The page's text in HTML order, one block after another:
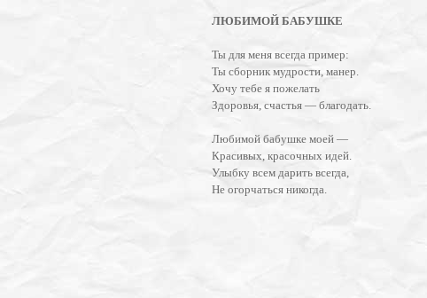
ЛЮБИМОЙ БАБУШКЕ
Ты для меня всегда пример:
Ты сборник мудрости, манер.
Хочу тебе я пожелать
Здоровья, счастья — благодать.
Любимой бабушке моей —
Красивых, красочных идей.
Улыбку всем дарить всегда,
Не огорчаться никогда.